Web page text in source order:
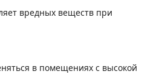
вредных веществ при
в помещениях с высокой